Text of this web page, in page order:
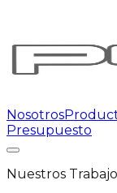
Nosotros
Presupuesto
Nuestros